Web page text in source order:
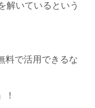
解いているという
料で活用できるな
！